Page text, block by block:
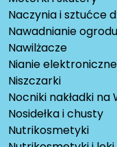
Naczynia i sztućce
Nawadnianie ogrodu
Nawilżacze
Nianie
Niszczarki
Nocniki nakładki na
Nosidełka i chusty
Nutrikosmetyki